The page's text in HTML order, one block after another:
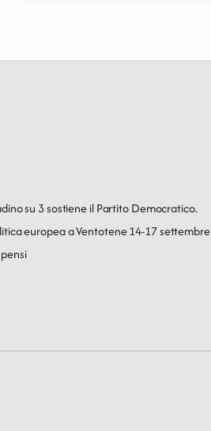
su 3 sostiene il Partito Democratico.
europea a Ventotene 14-17 settembre